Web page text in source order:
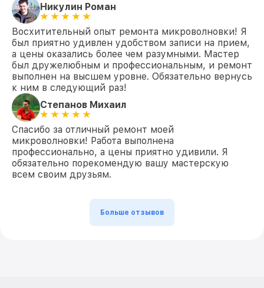
Никулин Роман
Восхитительный опыт ремонта микроволновки! Я
был приятно удивлен удобством записи на прием,
а цены оказались более чем разумными. Мастер
был дружелюбным и профессиональным, и ремонт
выполнен на высшем уровне. Обязательно вернусь
к ним в следующий раз!
Степанов Михаил
Спасибо за отличный ремонт моей
микроволновки! Работа выполнена
профессионально, а цены приятно удивили. Я
обязательно порекомендую вашу мастерскую
всем своим друзьям.
Больше отзывов